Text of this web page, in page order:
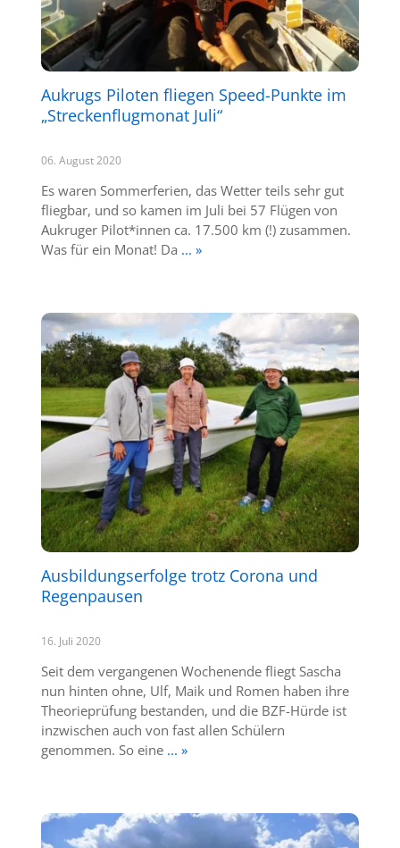
Aukrugs Piloten fliegen Speed-Punkte im
„Streckenflugmonat Juli“
06. August 2020
Es waren Sommerferien, das Wetter teils sehr gut
fliegbar, und so kamen im Juli bei 57 Flügen von
Aukruger Pilot*innen ca. 17.500 km (!) zusammen.
Was für ein Monat! Da ... »
Ausbildungserfolge trotz Corona und
Regenpausen
16. Juli 2020
Seit dem vergangenen Wochenende fliegt Sascha
nun hinten ohne, Ulf, Maik und Romen haben ihre
Theorieprüfung bestanden, und die BZF-Hürde ist
inzwischen auch von fast allen Schülern
genommen. So eine... »